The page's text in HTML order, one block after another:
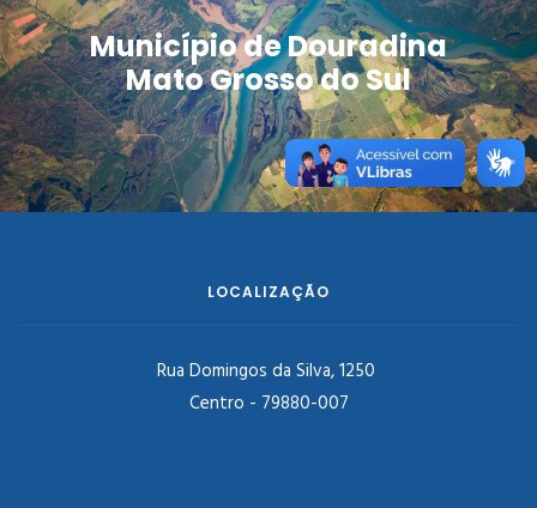
Município de Douradina
Mato Grosso do Sul
LOCALIZAÇÃO
Rua Domingos da Silva, 1250
Centro - 79880-007